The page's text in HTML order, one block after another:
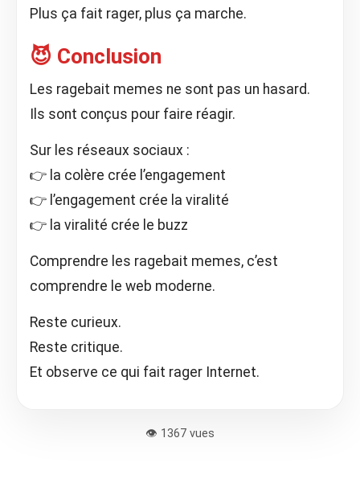
Plus ça fait rager, plus ça marche.
😈 Conclusion
Les ragebait memes ne sont pas un hasard.
Ils sont conçus pour faire réagir.
Sur les réseaux sociaux :
👉 la colère crée l’engagement
👉 l’engagement crée la viralité
👉 la viralité crée le buzz
Comprendre les ragebait memes, c’est
comprendre le web moderne.
Reste curieux.
Reste critique.
Et observe ce qui fait rager Internet.
👁️ 1367 vues